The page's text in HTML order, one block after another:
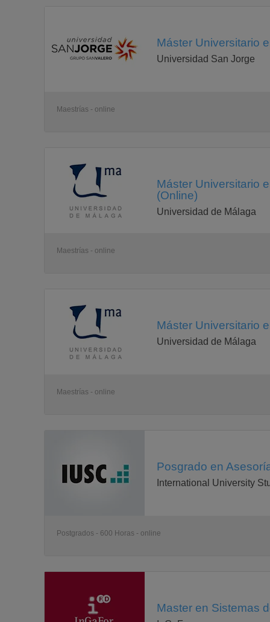
Máster Universitario
Universidad San Jorge
Maestrías - online
Máster Universitario
(Online)
Universidad de Málaga
Maestrías - online
Máster Universitario
Universidad de Málaga
Maestrías - online
Posgrado en
International University
Postgrados - 600 Horas - online
Master en Sistemas